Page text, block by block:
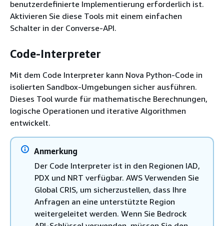
benutzerdefinierte Implementierung erforderlich ist.
Aktivieren Sie diese Tools mit einem einfachen
Schalter in der Converse-API.
Code-Interpreter
Mit dem Code Interpreter kann Nova Python-Code in
isolierten Sandbox-Umgebungen sicher ausführen.
Dieses Tool wurde für mathematische Berechnungen,
logische Operationen und iterative Algorithmen
entwickelt.
Anmerkung
Der Code Interpreter ist in den Regionen IAD,
PDX und NRT verfügbar. AWS Verwenden Sie
Global CRIS, um sicherzustellen, dass Ihre
Anfragen an eine unterstützte Region
weitergeleitet werden. Wenn Sie Bedrock